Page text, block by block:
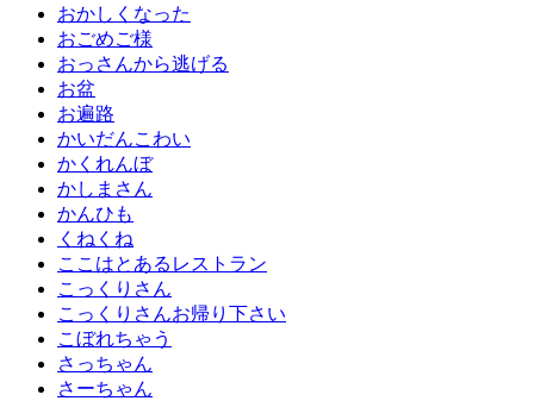
おかしくなった
おごめご様
おっさんから逃げる
お盆
お遍路
かいだんこわい
かくれんぼ
かしまさん
かんひも
くねくね
ここはとあるレストラン
こっくりさん
こっくりさんお帰り下さい
こぼれちゃう
さっちゃん
さーちゃん